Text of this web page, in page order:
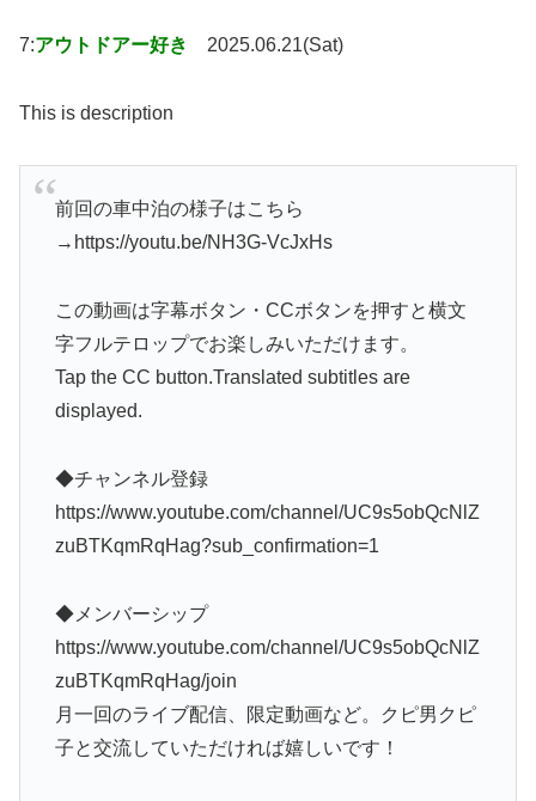
7:アウトドアー好き 2025.06.21(Sat)
This is description
前回の車中泊の様子はこちら
→https://youtu.be/NH3G-VcJxHs
この動画は字幕ボタン・CCボタンを押すと横文
字フルテロップでお楽しみいただけます。
Tap the CC button.Translated subtitles are
displayed.
◆チャンネル登録
https://www.youtube.com/channel/UC9s5obQcNlZ
zuBTKqmRqHag?sub_confirmation=1
◆メンバーシップ
https://www.youtube.com/channel/UC9s5obQcNlZ
zuBTKqmRqHag/join
月一回のライブ配信、限定動画など。クピ男クピ
子と交流していただければ嬉しいです！